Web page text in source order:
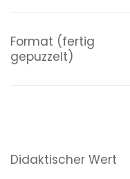
Format (fertig
gepuzzelt)
Didaktischer Wert